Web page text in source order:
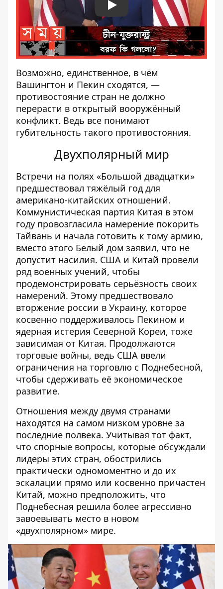
Play
Возможно, единственное, в чём
Вашингтон и Пекин сходятся, —
противостояние стран не должно
перерасти в открытый вооружённый
конфликт. Ведь все понимают
губительность такого противостояния.
Двухполярный мир
Встречи на полях «Большой двадцатки»
предшествовал тяжёлый год для
американо-китайских отношений.
Коммунистическая партия Китая в этом
году провозгласила намерение покорить
Тайвань и начала готовить к тому армию,
вместо этого Белый дом заявил, что не
допустит насилия. США и Китай провели
ряд военных учений, чтобы
продемонстрировать серьёзность своих
намерений. Этому предшествовало
вторжение россии в Украину, которое
косвенно поддерживалось Пекином и
ядерная истерия Северной Кореи, тоже
зависимая от Китая. Продолжаются
торговые войны, ведь США ввели
ограничения на торговлю с Поднебесной,
чтобы сдерживать её экономическое
развитие.
Отношения между двумя странами
находятся на самом низком уровне за
последние полвека. Учитывая тот факт,
что спорные вопросы, которые обсуждали
лидеры этих стран, обострились
практически одномоментно и до их
эскалации прямо или косвенно причастен
Китай, можно предположить, что
Поднебесная решила более агрессивно
завоевывать место в новом
«двухполярном» мире.